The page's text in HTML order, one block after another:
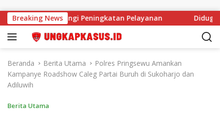
Breaking News
Tak Halangi Peningkatan Pelayanan Diduga
Beranda Berita Utama
Polres Pringsewu Amankan
Kampanye Roadshow Caleg Partai Buruh di Sukoharjo dan
Adiluwih
Berita Utama